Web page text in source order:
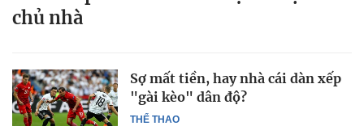
chủ nhà
THỂ THAO
Sợ mất tiền, hay nhà cái dàn xếp
"gài kèo" dân độ?